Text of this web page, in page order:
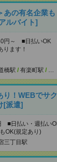
あの有名企業
ルバイト]
円～ ■日払いOK
ります！
橋駅 / 有楽町駅 /
り！WEBでサ
[派遣]
■日払い・週払い
OK(規定あり)
三丁目駅